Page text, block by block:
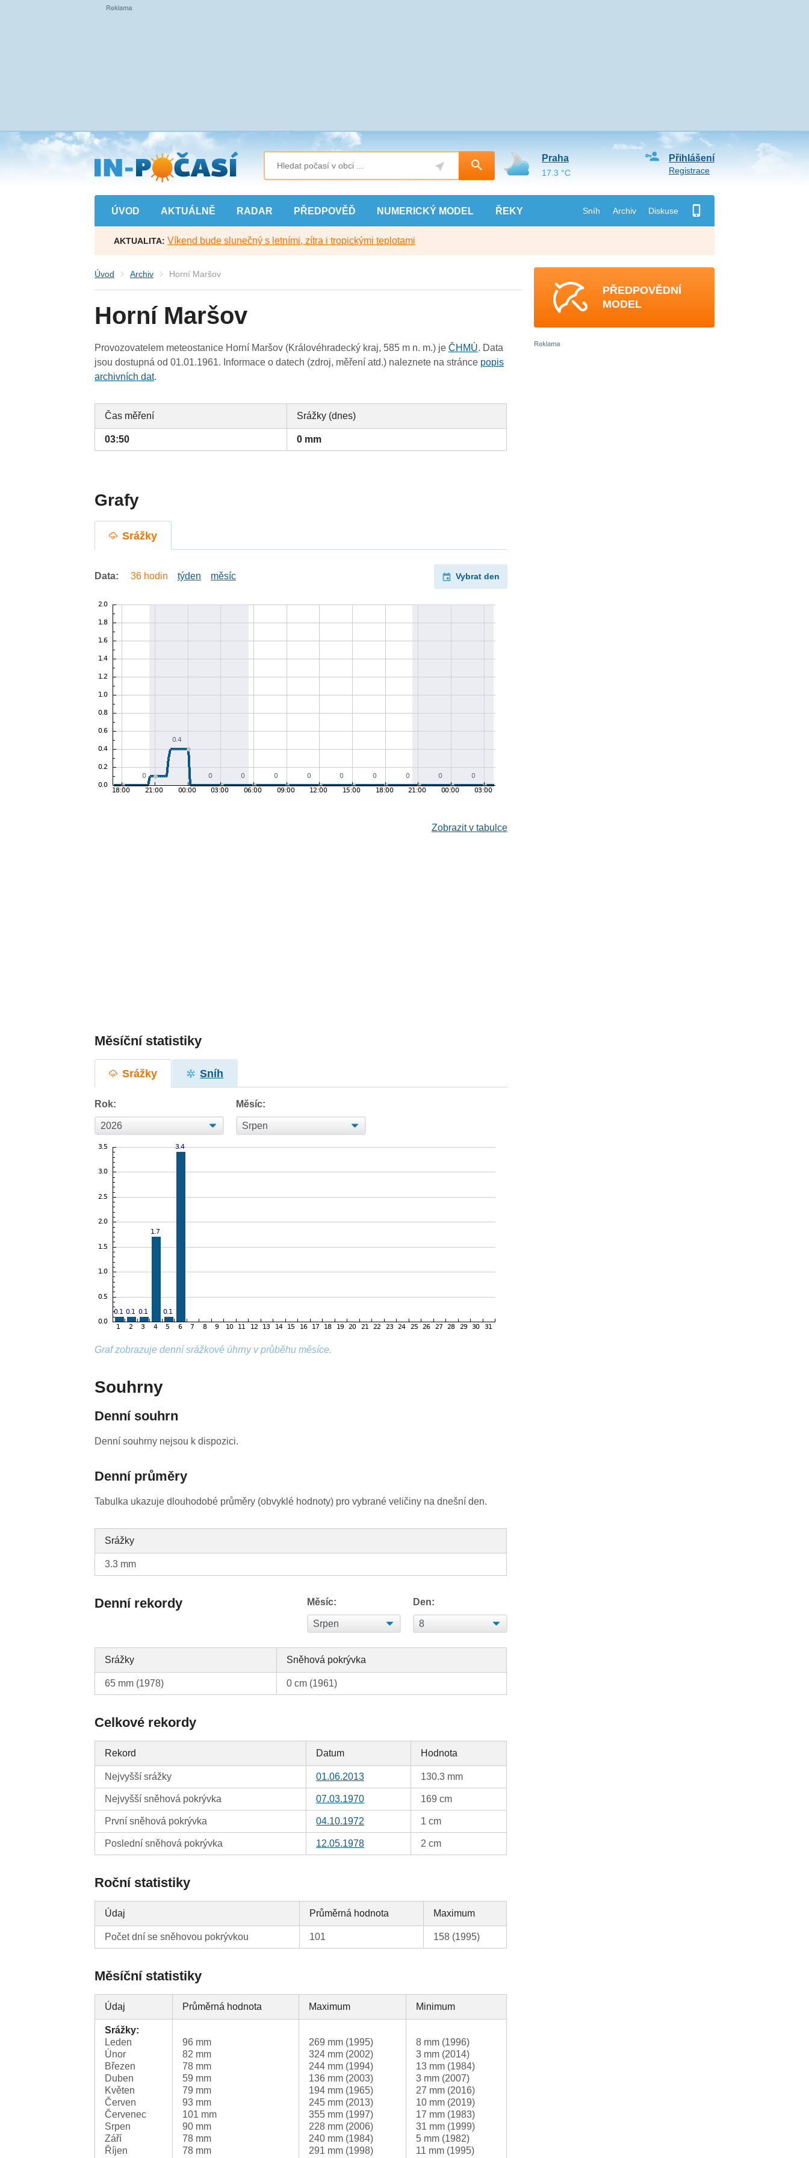
Přejít
na
hlavní
obsah
ÚVOD AKTUÁLNĚ RADAR PŘEDPOVĚĎ NUMERICKÝ MODEL ŘEKY Sníh Archiv Diskuse
Přihlášení
Registrace
Praha
17.3 °C
AKTUALITA: Víkend bude slunečný s letními, zítra i tropickými teplotami
Úvod Archiv Horní Maršov
Horní Maršov
Provozovatelem meteostanice Horní Maršov (Královéhradecký kraj, 585 m n. m.) jeČHMÚ. Data
jsou dostupná od 01.01.1961. Informace o datech (zdroj, měření atd.) naleznete na stránce popis
archivních dat.
Čas měření Srážky (dnes)
03:50 0 mm
Grafy
Srážky
Data: 36 hodin týden měsíc Vybrat den
Zobrazit v tabulce
Měsíční statistiky
Srážky Sníh
Rok: Měsíc:
Graf zobrazuje denní srážkové úhrny v průběhu měsíce.
Souhrny
Denní souhrn
Denní souhrny nejsou k dispozici.
Denní průměry
Tabulka ukazuje dlouhodobé průměry (obvyklé hodnoty) pro vybrané veličiny na dnešní den.
Srážky
3.3 mm
Denní rekordy Měsíc: Den:
Srážky Sněhová pokrývka
65 mm (1978) 0 cm (1961)
Celkové rekordy
Rekord Datum Hodnota
Nejvyšší srážky 01.06.2013 130.3 mm
Nejvyšší sněhová pokrývka 07.03.1970 169 cm
První sněhová pokrývka 04.10.1972 1 cm
Poslední sněhová pokrývka 12.05.1978 2 cm
Roční statistiky
Údaj Průměrná hodnota Maximum
Počet dní se sněhovou pokrývkou 101 158 (1995)
Měsíční statistiky
Údaj Průměrná hodnota Maximum Minimum
Srážky:
Leden
Únor
Březen
Duben
Květen
Červen
Červenec
Srpen
Září
Říjen
96 mm
82 mm
78 mm
59 mm
79 mm
93 mm
101 mm
90 mm
78 mm
78 mm
269 mm (1995)
324 mm (2002)
244 mm (1994)
136 mm (2003)
194 mm (1965)
245 mm (2013)
355 mm (1997)
228 mm (2006)
240 mm (1984)
291 mm (1998)
8 mm (1996)
3 mm (2014)
13 mm (1984)
3 mm (2007)
27 mm (2016)
10 mm (2019)
17 mm (1983)
31 mm (1999)
5 mm (1982)
11 mm (1995)
PŘEDPOVĚDNÍ
MODEL